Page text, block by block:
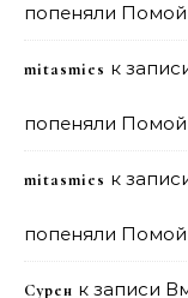
попеняли
mitasmies к
попеняли
mitasmies к
попеняли
Сурен к записи